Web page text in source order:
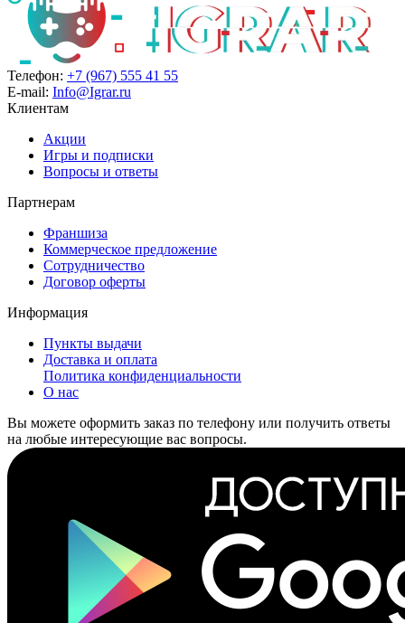
Телефон: +7 (967) 555 41 55
E-mail: Info@Igrar.ru
Клиентам
Акции
Игры и подписки
Вопросы и ответы
Партнерам
Франшиза
Коммерческое предложение
Сотрудничество
Договор оферты
Информация
Пункты выдачи
Доставка и оплата
Политика конфиденциальности
О нас
Вы можете оформить заказ по телефону или получить ответы
на любые интересующие вас вопросы.